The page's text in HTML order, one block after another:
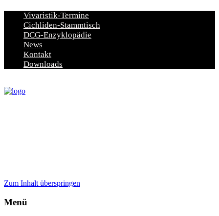
Vivaristik-Termine
Cichliden-Stammtisch
DCG-Enzyklopädie
News
Kontakt
Downloads
Zum Inhalt überspringen
Menü